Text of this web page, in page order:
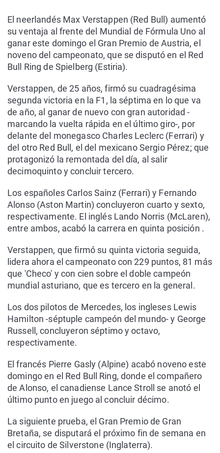
El neerlandés Max Verstappen (Red Bull) aumentó
su ventaja al frente del Mundial de Fórmula Uno al
ganar este domingo el Gran Premio de Austria, el
noveno del campeonato, que se disputó en el Red
Bull Ring de Spielberg (Estiria).
Verstappen, de 25 años, firmó su cuadragésima
segunda victoria en la F1, la séptima en lo que va
de año, al ganar de nuevo con gran autoridad -
marcando la vuelta rápida en el último giro-, por
delante del monegasco Charles Leclerc (Ferrari) y
del otro Red Bull, el del mexicano Sergio Pérez; que
protagonizó la remontada del día, al salir
decimoquinto y concluir tercero.
Los españoles Carlos Sainz (Ferrari) y Fernando
Alonso (Aston Martin) concluyeron cuarto y sexto,
respectivamente. El inglés Lando Norris (McLaren),
entre ambos, acabó la carrera en quinta posición .
Verstappen, que firmó su quinta victoria seguida,
lidera ahora el campeonato con 229 puntos, 81 más
que 'Checo' y con cien sobre el doble campeón
mundial asturiano, que es tercero en la general.
Los dos pilotos de Mercedes, los ingleses Lewis
Hamilton -séptuple campeón del mundo- y George
Russell, concluyeron séptimo y octavo,
respectivamente.
El francés Pierre Gasly (Alpine) acabó noveno este
domingo en el Red Bull Ring, donde el compañero
de Alonso, el canadiense Lance Stroll se anotó el
último punto en juego al concluir décimo.
La siguiente prueba, el Gran Premio de Gran
Bretaña, se disputará el próximo fin de semana en
el circuito de Silverstone (Inglaterra).